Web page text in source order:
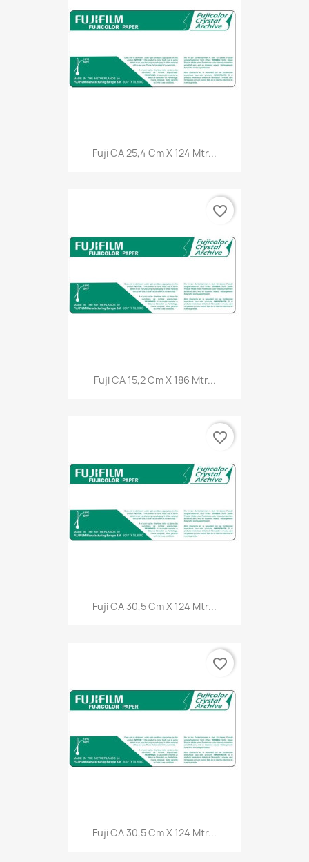
Fuji CA 25,4 Cm X 124 Mtr...
Fuji CA 15,2 Cm X 186 Mtr...
favorite_border
Fuji CA 30,5 Cm X 124 Mtr...
favorite_border
Fuji CA 30,5 Cm X 124 Mtr...
favorite_border